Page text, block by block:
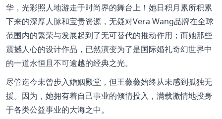
华，光彩照人地游走于时尚界的舞台上！她日积月累所积累
下来的深厚人脉和宝贵资源，无疑对Vera Wang品牌在全球
范围内的繁荣与发展起到了无可替代的推动作用；而她那些
震撼人心的设计作品，已然演变为了是国际婚礼奇幻世界中
的一道永恒且不可逾越的经典之光。
尽管迄今未曾步入婚姻殿堂，但王薇薇始终从未感到孤独无
援。因为，她拥有着自己事业的倾情投入，满载激情地投身
于各类公益事业的大海之中。